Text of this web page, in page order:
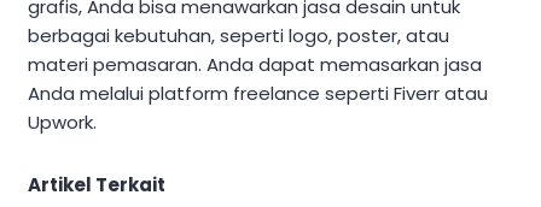
grafis, Anda bisa menawarkan jasa desain untuk
berbagai kebutuhan, seperti logo, poster, atau
materi pemasaran. Anda dapat memasarkan jasa
Anda melalui platform freelance seperti Fiverr atau
Upwork.
Artikel Terkait